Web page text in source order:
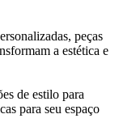
peças
a estética e
de estilo para
para seu espaço